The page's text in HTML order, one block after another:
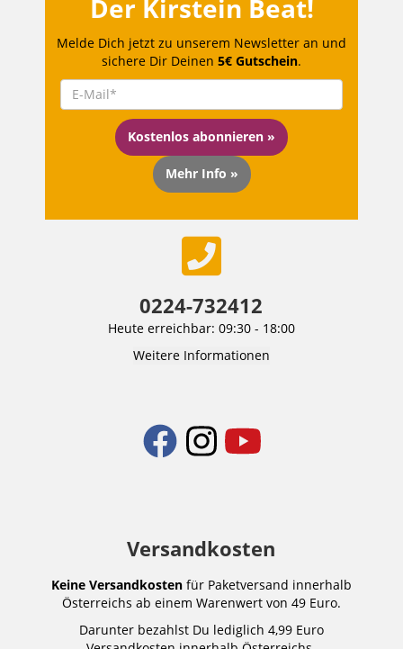
Der Kirstein Beat!
Melde Dich jetzt zu unserem Newsletter an und
sichere Dir Deinen 5€ Gutschein.
Kostenlos abonnieren »
Mehr Info »
0224-732412
Heute erreichbar: 09:30 - 18:00
Weitere Informationen
Versandkosten
Keine Versandkostenfür Paketversand innerhalb
Österreichs ab einem Warenwert von 49 Euro.
Darunter bezahlst Du lediglich 4,99 Euro